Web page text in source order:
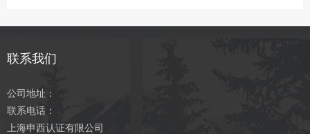
联系我们
公司地址：
联系电话：
上海申西认证有限公司